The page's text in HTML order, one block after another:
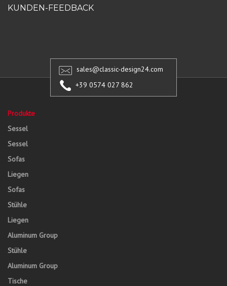
KUNDEN-FEEDBACK
sales@classic-design24.com
+39 0574 027 862
Produkte
Sessel
Sessel
Sofas
Liegen
Sofas
Stühle
Liegen
Aluminum Group
Stühle
Aluminum Group
Tische